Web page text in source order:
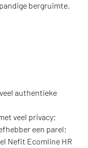
bergruimte.
authentieke
veel privacy;
een parel;
Nefit Ecomline HR